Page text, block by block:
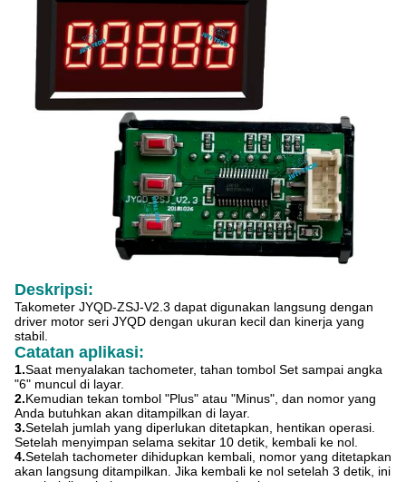
Deskripsi:
Takometer JYQD-ZSJ-V2.3 dapat digunakan langsung dengan
driver motor seri JYQD dengan ukuran kecil dan kinerja yang
stabil.
Catatan aplikasi:
1.Saat menyalakan tachometer, tahan tombol Set sampai angka
"6" muncul di layar.
2.Kemudian tekan tombol "Plus" atau "Minus", dan nomor yang
Anda butuhkan akan ditampilkan di layar.
3.Setelah jumlah yang diperlukan ditetapkan, hentikan operasi.
Setelah menyimpan selama sekitar 10 detik, kembali ke nol.
4.Setelah tachometer dihidupkan kembali, nomor yang ditetapkan
akan langsung ditampilkan. Jika kembali ke nol setelah 3 detik, ini